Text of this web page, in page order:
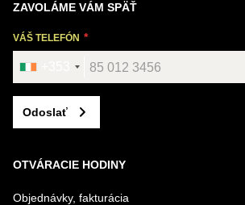
ZAVOLÁME VÁM SPÄŤ
VÁŠ TELEFÓN
Odoslať
OTVÁRACIE HODINY
Objednávky, fakturácia